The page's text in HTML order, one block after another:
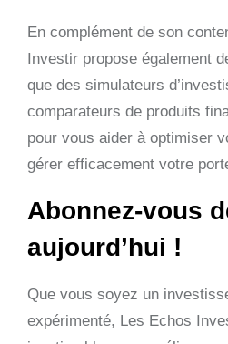
En complément de son
Investir propose également
que des simulateurs
comparateurs de produits
pour vous aider à optimiser
gérer efficacement votre
Abonnez-vous
aujourd’hui !
Que vous soyez un
expérimenté, Les Echos